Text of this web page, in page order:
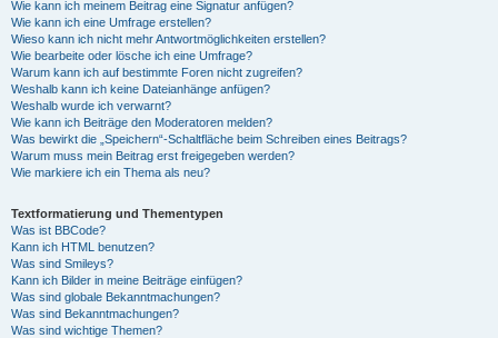
Wie kann ich meinem Beitrag eine Signatur anfügen?
Wie kann ich eine Umfrage erstellen?
Wieso kann ich nicht mehr Antwortmöglichkeiten erstellen?
Wie bearbeite oder lösche ich eine Umfrage?
Warum kann ich auf bestimmte Foren nicht zugreifen?
Weshalb kann ich keine Dateianhänge anfügen?
Weshalb wurde ich verwarnt?
Wie kann ich Beiträge den Moderatoren melden?
Was bewirkt die „Speichern“-Schaltfläche beim Schreiben eines Beitrags?
Warum muss mein Beitrag erst freigegeben werden?
Wie markiere ich ein Thema als neu?
Textformatierung und Thementypen
Was ist BBCode?
Kann ich HTML benutzen?
Was sind Smileys?
Kann ich Bilder in meine Beiträge einfügen?
Was sind globale Bekanntmachungen?
Was sind Bekanntmachungen?
Was sind wichtige Themen?